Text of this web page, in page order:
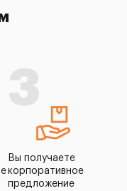
3
Вы получаете
корпоративное
предложение